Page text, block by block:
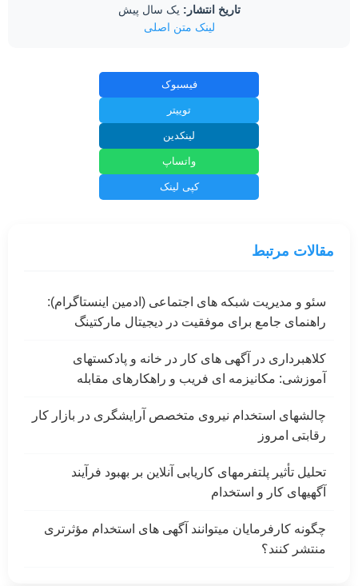
تاریخ انتشار: یک سال پیش
لینک متن اصلی
فیسبوک
توییتر
لینکدین
واتساپ
کپی لینک
مقالات مرتبط
سئو و مدیریت شبکه های اجتماعی (ادمین اینستاگرام):
راهنمای جامع برای موفقیت در دیجیتال مارکتینگ
کلاهبرداری در آگهی های کار در خانه و پادکستهای
آموزشی: مکانیزمه ای فریب و راهکارهای مقابله
چالشهای استخدام نیروی متخصص آرایشگری در بازار کار
رقابتی امروز
تحلیل تأثیر پلتفرمهای کاریابی آنلاین بر بهبود فرآیند
آگهیهای کار و استخدام
چگونه کارفرمایان میتوانند آگهی های استخدام مؤثرتری
منتشر کنند؟